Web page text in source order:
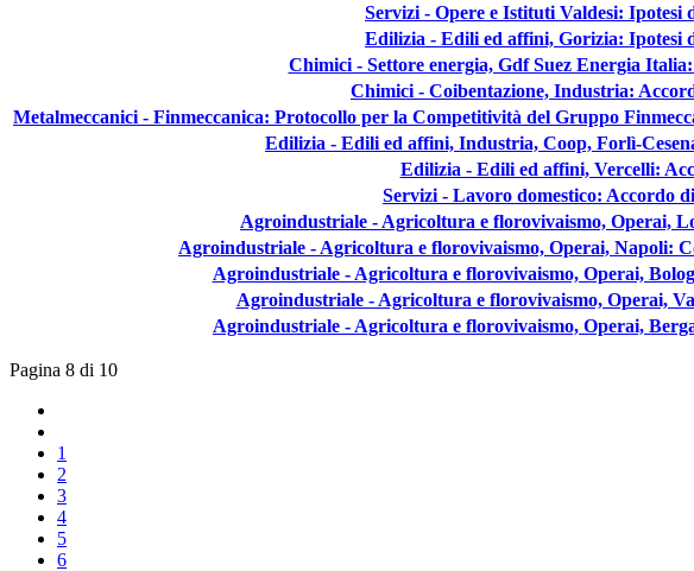
Servizi - Opere e Istituti Valdesi: Ipotesi
Edilizia - Edili ed affini, Gorizia: Ipotesi
Chimici - Settore energia, Gdf Suez Energia
Chimici - Coibentazione, Industria:
Metalmeccanici - Finmeccanica: Protocollo per la Competitività del Gruppo
Edilizia - Edili ed affini, Industria, Coop, Forlì-
Edilizia - Edili ed affini, Vercelli:
Servizi - Lavoro domestico: Accordo
Agroindustriale - Agricoltura e florovivaismo, Operai,
Agroindustriale - Agricoltura e florovivaismo, Operai, Napoli:
Agroindustriale - Agricoltura e florovivaismo, Operai,
Agroindustriale - Agricoltura e florovivaismo, Operai,
Agroindustriale - Agricoltura e florovivaismo, Operai,
Pagina 8 di 10
1
2
3
4
5
6